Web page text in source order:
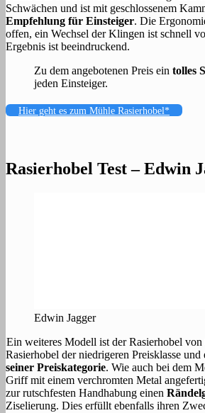
Schwächen und ist mit geschlossenem
Empfehlung für Einsteiger. Die
offen, ein Wechsel der Klingen ist schnell
Ergebnis ist beeindruckend.
Zu dem angebotenen Preis ein tolles
jeden Einsteiger.
Hier geht es zum Mühle Rasierhobel*
Rasierhobel Test – Edwin
Edwin Jagger
Ein weiteres Modell ist der Rasierhobel von
Rasierhobel der niedrigeren Preisklasse und
seiner Preiskategorie. Wie auch bei dem
Griff mit einem verchromten Metal
zur rutschfesten Handhabung einen
Ziselierung. Dies erfüllt ebenfalls ihren